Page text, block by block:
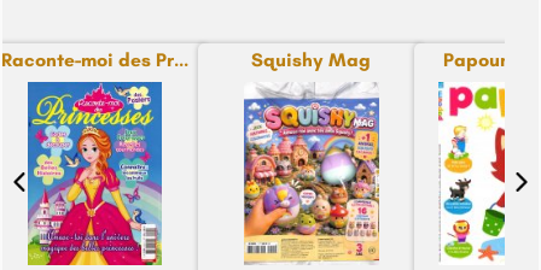
Raconte-moi des Pr... Squishy Mag Papoum